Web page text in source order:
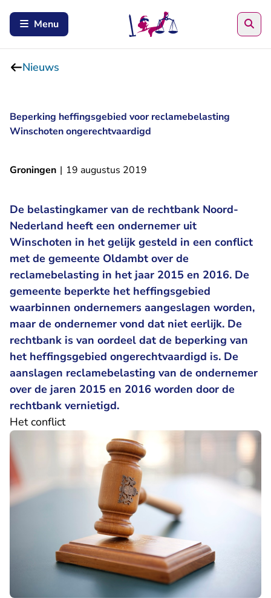
Menu
Nieuws
Beperking heffingsgebied voor reclamebelasting
Winschoten ongerechtvaardigd
Groningen | 19 augustus 2019
De belastingkamer van de rechtbank Noord-
Nederland heeft een ondernemer uit
Winschoten in het gelijk gesteld in een conflict
met de gemeente Oldambt over de
reclamebelasting in het jaar 2015 en 2016. De
gemeente beperkte het heffingsgebied
waarbinnen ondernemers aangeslagen worden,
maar de ondernemer vond dat niet eerlijk. De
rechtbank is van oordeel dat de beperking van
het heffingsgebied ongerechtvaardigd is. De
aanslagen reclamebelasting van de ondernemer
over de jaren 2015 en 2016 worden door de
rechtbank vernietigd.
Het conflict